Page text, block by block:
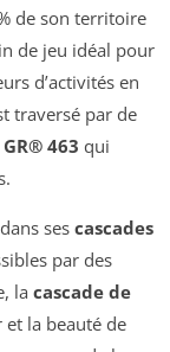
de son territoire
de jeu idéal pour
d’activités en
traversé par de
GR® 463 qui
ses cascades
par des
la cascade de
la beauté de